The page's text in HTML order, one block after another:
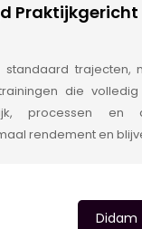
Praktijkgericht
standaard trajecten,
die
processen en
rendement en
Didam